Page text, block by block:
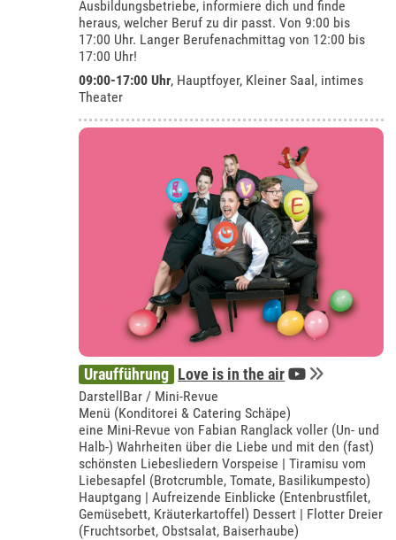
Ausbildungsbetriebe, informiere dich und finde
heraus, welcher Beruf zu dir passt. Von 9:00 bis
17:00 Uhr. Langer Berufenachmittag von 12:00 bis
17:00 Uhr!
09:00-17:00 Uhr, Hauptfoyer, Kleiner Saal, intimes
Theater
Uraufführung Love is in the air
DarstellBar / Mini-Revue
Menü (Konditorei & Catering Schäpe)
eine Mini-Revue von Fabian Ranglack voller (Un- und
Halb-) Wahrheiten über die Liebe und mit den (fast)
schönsten Liebesliedern Vorspeise | Tiramisu vom
Liebesapfel (Brotcrumble, Tomate, Basilikumpesto)
Hauptgang | Aufreizende Einblicke (Entenbrustfilet,
Gemüsebett, Kräuterkartoffel) Dessert | Flotter Dreier
(Fruchtsorbet, Obstsalat, Baiserhaube)